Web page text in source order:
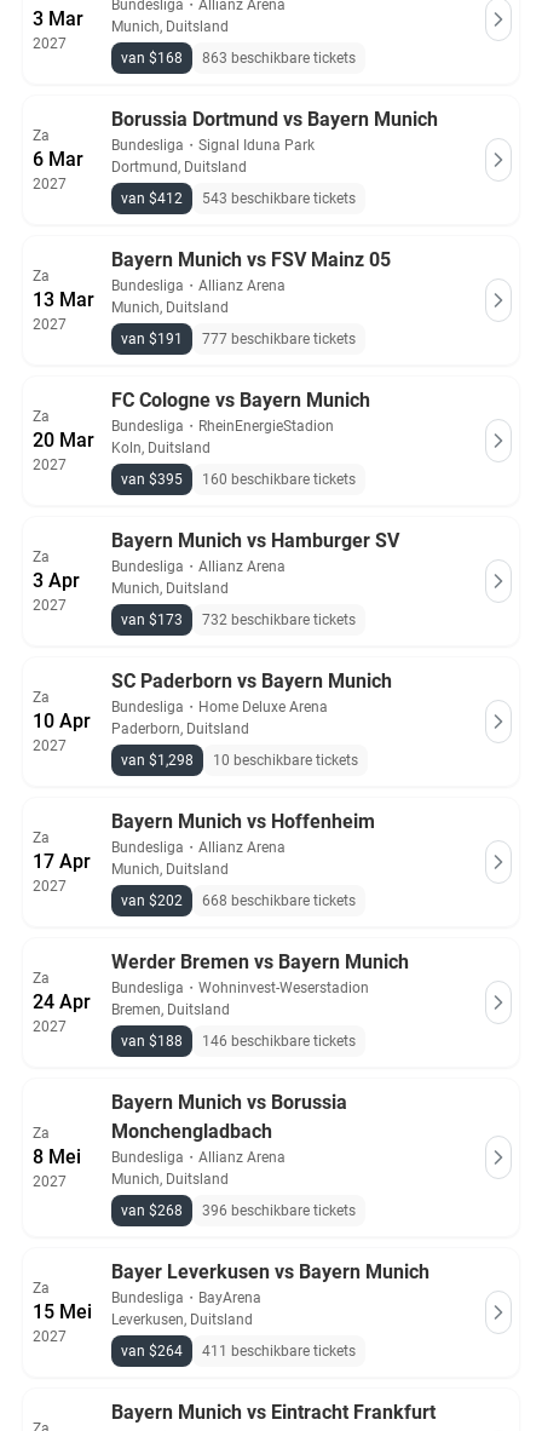
3 Mar
2027
Bundesliga ・ Allianz Arena
Munich, Duitsland
van $168
863 beschikbare tickets
Za
6 Mar
2027
Borussia Dortmund vs Bayern Munich
Bundesliga ・ Signal Iduna Park
Dortmund, Duitsland
van $412
543 beschikbare tickets
Za
13 Mar
2027
Bayern Munich vs FSV Mainz 05
Bundesliga ・ Allianz Arena
Munich, Duitsland
van $191
777 beschikbare tickets
Za
20 Mar
2027
FC Cologne vs Bayern Munich
Bundesliga ・ RheinEnergieStadion
Koln, Duitsland
van $395
160 beschikbare tickets
Za
3 Apr
2027
Bayern Munich vs Hamburger SV
Bundesliga ・ Allianz Arena
Munich, Duitsland
van $173
732 beschikbare tickets
Za
10 Apr
2027
SC Paderborn vs Bayern Munich
Bundesliga ・ Home Deluxe Arena
Paderborn, Duitsland
van $1,298
10 beschikbare tickets
Za
17 Apr
2027
Bayern Munich vs Hoffenheim
Bundesliga ・ Allianz Arena
Munich, Duitsland
van $202
668 beschikbare tickets
Za
24 Apr
2027
Werder Bremen vs Bayern Munich
Bundesliga ・ Wohninvest-Weserstadion
Bremen, Duitsland
van $188
146 beschikbare tickets
Za
8 Mei
2027
Bayern Munich vs Borussia
Monchengladbach
Bundesliga ・ Allianz Arena
Munich, Duitsland
van $268
396 beschikbare tickets
Za
15 Mei
2027
Bayer Leverkusen vs Bayern Munich
Bundesliga ・ BayArena
Leverkusen, Duitsland
van $264
411 beschikbare tickets
Bayern Munich vs Eintracht Frankfurt